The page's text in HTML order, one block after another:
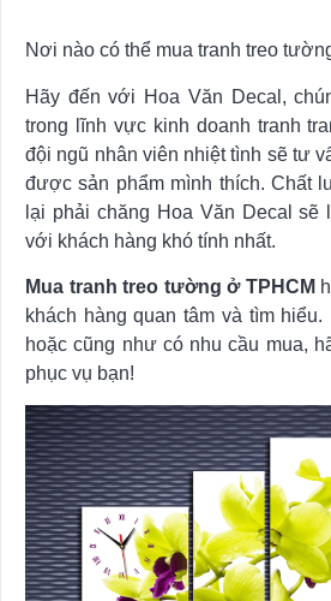
Nơi nào có thể mua tranh treo
Hãy đến với Hoa Văn Decal,
trong lĩnh vực kinh doanh tranh
đội ngũ nhân viên nhiệt tình sẽ tư
được sản phẩm mình thích. Chất
lại phải chăng Hoa Văn Decal sẽ
với khách hàng khó tính nhất.
Mua tranh treo tường ở TPHCM
khách hàng quan tâm và tìm
hoặc cũng như có nhu cầu mua,
phục vụ bạn!